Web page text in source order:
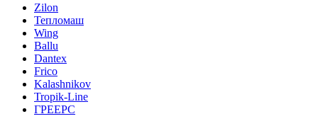
Zilon
Тепломаш
Wing
Ballu
Dantex
Frico
Kalashnikov
Tropik-Line
ГРЕЕРС